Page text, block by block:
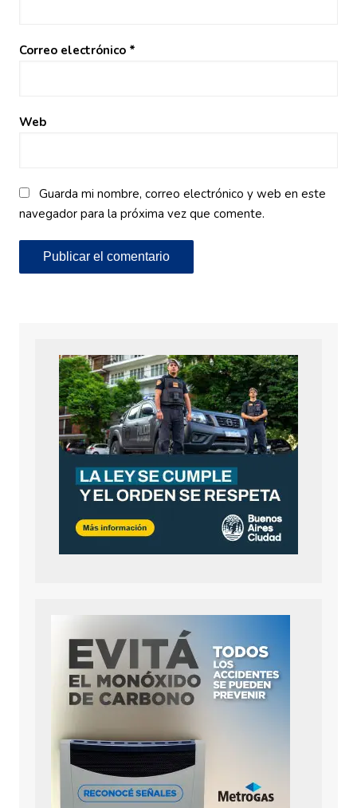
Correo electrónico *
Web
Guarda mi nombre, correo electrónico y web en este
navegador para la próxima vez que comente.